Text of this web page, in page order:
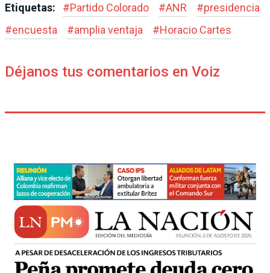
Etiquetas: #Partido Colorado #ANR #presidencia
#encuesta #amplia ventaja #Horacio Cartes
Déjanos tus comentarios en Voiz